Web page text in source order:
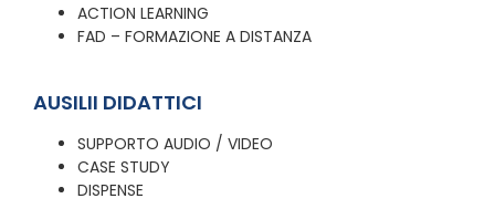
ACTION LEARNING
FAD – FORMAZIONE A DISTANZA
AUSILII DIDATTICI
SUPPORTO AUDIO / VIDEO
CASE STUDY
DISPENSE